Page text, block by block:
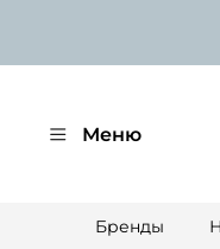
Меню
Бренды